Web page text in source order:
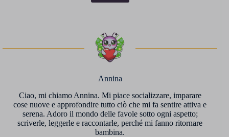
Annina
Ciao, mi chiamo Annina. Mi piace socializzare, imparare
cose nuove e approfondire tutto ciò che mi fa sentire attiva e
serena. Adoro il mondo delle favole sotto ogni aspetto;
scriverle, leggerle e raccontarle, perché mi fanno ritornare
bambina.